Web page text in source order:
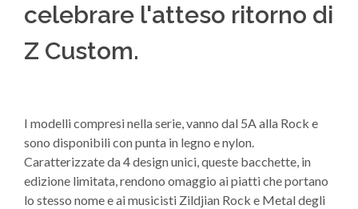
celebrare l'atteso ritorno di
Z Custom.
I modelli compresi nella serie, vanno dal 5A alla Rock e
sono disponibili con punta in legno e nylon.
Caratterizzate da 4 design unici, queste bacchette, in
edizione limitata, rendono omaggio ai piatti che portano
lo stesso nome e ai musicisti Zildjian Rock e Metal degli